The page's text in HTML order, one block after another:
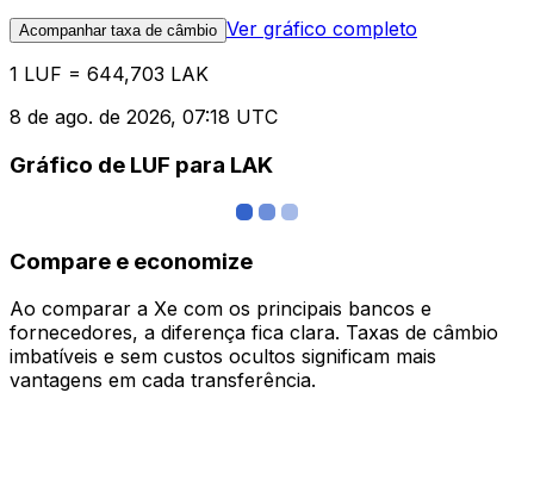
Acompanhar taxa de câmbio Ver gráfico completo
1 LUF = 644,703 LAK
8 de ago. de 2026, 07:18 UTC
Gráfico de LUF para LAK
Compare e economize
Ao comparar a Xe com os principais bancos e
fornecedores, a diferença fica clara. Taxas de câmbio
imbatíveis e sem custos ocultos significam mais
vantagens em cada transferência.